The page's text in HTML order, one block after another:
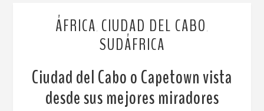
ÁFRICA CIUDAD DEL CABO
SUDÁFRICA
Ciudad del Cabo o Capetown vista
desde sus mejores miradores